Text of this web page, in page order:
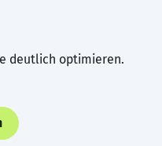
deutlich optimieren.